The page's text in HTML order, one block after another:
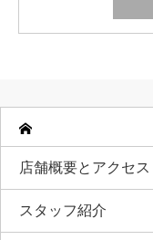
店舗概要とアクセス
スタッフ紹介